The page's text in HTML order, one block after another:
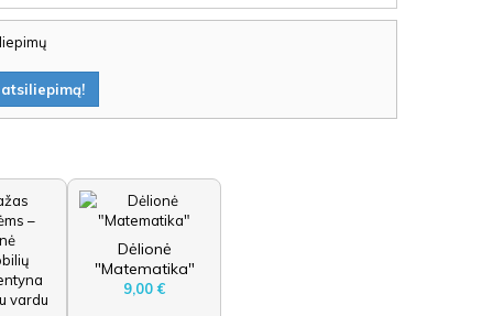
Dėlionė
"Matematika"
9,00 €